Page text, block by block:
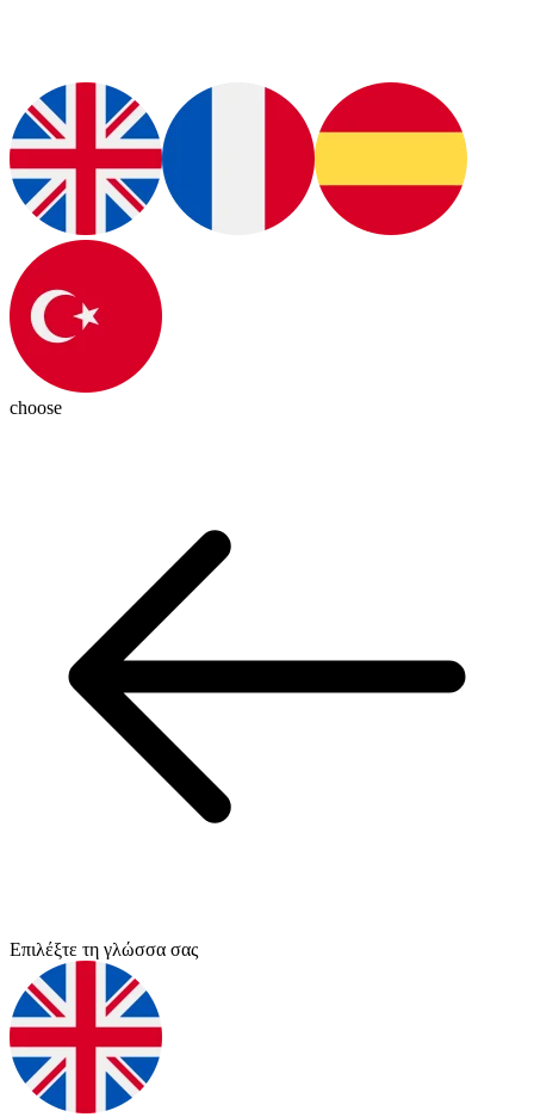
choose
Επιλέξτε τη γλώσσα σας